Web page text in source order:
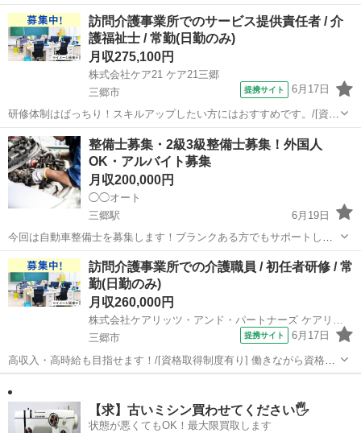
ございます⚠️ 【勤務地】 三郷市インター南3-4-1 -------------------- 【報
酬】 月収目安25〜50万円 ※稼働日数や...
埼玉 三郷市 ドライバー
訪問介護事業所でのサービス提供責任者 / 介
護福祉士 / 常勤(日勤のみ)
月収275,100円
株式会社ケア21 ケア21三郷
三郷市
提携サイト 6月17日
研修体制はばっちり！スキルアップしたい方にはおすすめです。/[資格
取得制度有り] 働きながら資格取得が目指せる！(初任者研修・実務者
研修・介護福祉士)/定年65歳以上 【施設名】 株式会社ケア21 ケア21
三郷 【勤務地...
埼玉 三郷市 介護福祉士
整備士募集・2級3級整備士募集！外国人
OK・アルバイト募集
月収200,000円
◯◯オート
三郷駅
6月19日
今回は自動車整備士を募集します！ブランクある方でもサポートしま
すので問題ありませんのでお気軽にご応募ください。 試用期間3ヶ月
間は月20万円ですが、試用期間後は出来高により上がりますので25
万〜40万円も可能です。 ２級、3...
埼玉 三郷市 三郷駅 その他 整備士
訪問介護事業所での介護職員 / 初任者研修 / 常
勤(日勤のみ)
月収260,000円
株式会社ケアリッツ・アンド・パートナーズ ケアリッツ三郷中央
三郷市
提携サイト 6月17日
高収入・高時給も目指せます！/[資格取得制度有り] 働きながら資格取
得が目指せる！(初任者研修・実務者研修・介護福祉士)/20代・30代が
活躍できる！ 【施設名】 株式会社ケアリッツ・アンド・パートナーズ
ケアリッツ三郷中...【求】古いミシン買わせてください🖐️
状態が悪くてもOK！最大限買取します